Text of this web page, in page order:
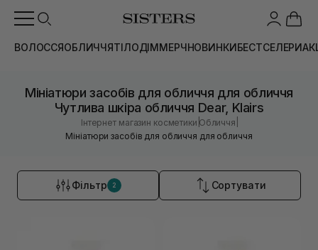
ВОЛОССЯОБЛИЧЧЯТІЛОДІММЕРЧНОВИНКИБЕСТСЕЛЕРИ
Мініатюри засобів для обличчя для обличчя
Чутлива шкіра обличчя Dear, Klairs
Інтернет магазин косметики |Обличчя
Мініатюри засобів для обличчя для обличчя
Фільтр 2 Сортувати